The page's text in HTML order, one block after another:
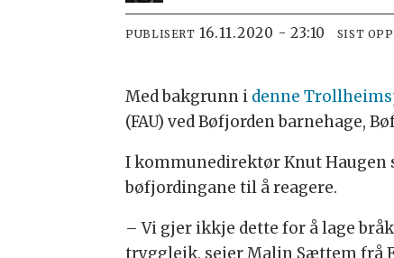
PUBLISERT 16.11.2020 - 23:10 SIST
Med bakgrunn i denne
(FAU) ved Bøfjorden barnehage,
I kommunedirektør Knut Haugen
bøfjordingane til å reagere.
– Vi gjer ikkje dette for å lage
tryggleik, seier Malin Sættem frå